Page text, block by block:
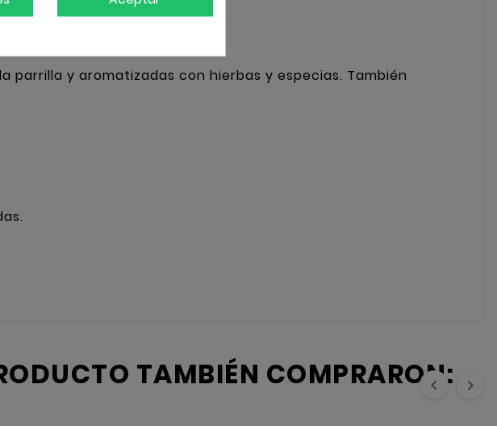
platos contundentes:
parrilla y aromatizadas con hierbas y especias. También
TAMBIÉN COMPRARON:
 